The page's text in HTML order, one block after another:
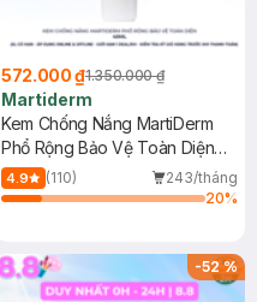
572.000 ₫1.350.000 ₫
Martiderm
Kem Chống Nắng MartiDerm
Phổ Rộng Bảo Vệ Toàn Diện
40ml
4.9 (110)
243/tháng
20%
-52%